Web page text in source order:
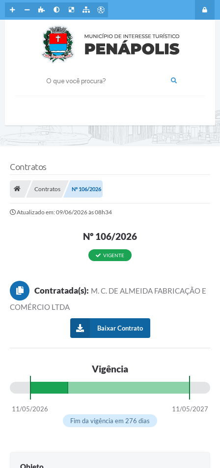
Contratos
Contratos Nº 106/2026
Atualizado em: 09/06/2026 às 08h34
Nº 106/2026
VIGENTE
Contratada(s): M. C. DE ALMEIDA FABRICAÇÃO E
COMÉRCIO LTDA
Baixar Contrato
Vigência
11/05/2026
11/05/2027
Fim da vigência em 276 dias